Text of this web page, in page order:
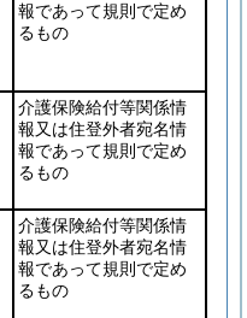
報であって規則で定め
るもの
介護保険給付等関係情
報又は住登外者宛名情
報であって規則で定め
るもの
介護保険給付等関係情
報又は住登外者宛名情
報であって規則で定め
るもの